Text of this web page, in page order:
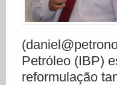
Petróleo (IBP)
reformulação